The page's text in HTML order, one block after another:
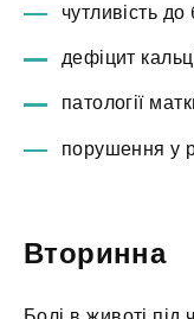
чутливість
дефіцит
патології
порушення у
Вторинна